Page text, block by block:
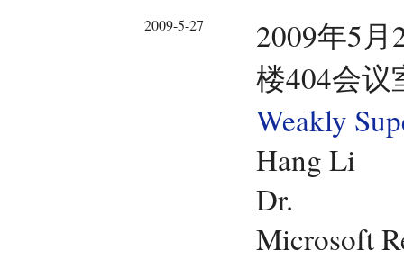
2009-5-27
2009年5
楼404会议
Weakly
Hang Li
Dr.
Microsoft